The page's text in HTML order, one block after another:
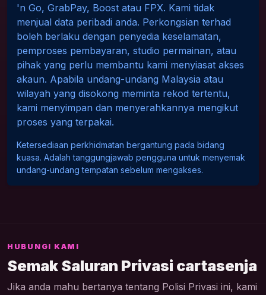
'n Go, GrabPay, Boost atau FPX. Kami tidak
menjual data peribadi anda. Perkongsian terhad
boleh berlaku dengan penyedia keselamatan,
pemproses pembayaran, studio permainan, atau
pihak yang perlu membantu kami menyiasat akses
akaun. Apabila undang-undang Malaysia atau
wilayah yang disokong meminta rekod tertentu,
kami menyimpan dan menyerahkannya mengikut
proses yang terpakai.
Ketersediaan perkhidmatan bergantung pada bidang
kuasa. Adalah tanggungjawab pengguna untuk menyemak
undang-undang tempatan sebelum mengakses.
HUBUNGI KAMI
Semak Saluran Privasi cartasenja
Jika anda mahu bertanya tentang Polisi Privasi ini, kami